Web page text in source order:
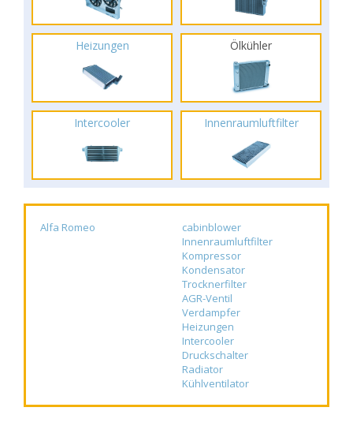
Heizungen Ölkühler
Intercooler Innenraumluftfilter
Alfa Romeo
cabinblower
Innenraumluftfilter
Kompressor
Kondensator
Trocknerfilter
AGR-Ventil
Verdampfer
Heizungen
Intercooler
Druckschalter
Radiator
Kühlventilator